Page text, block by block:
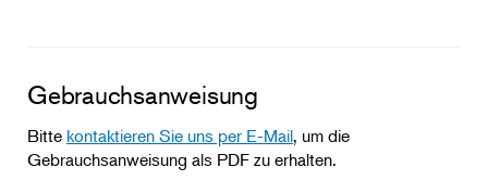
Gebrauchsanweisung
Bitte kontaktieren Sie uns per E-Mail, um die
Gebrauchsanweisung als PDF zu erhalten.